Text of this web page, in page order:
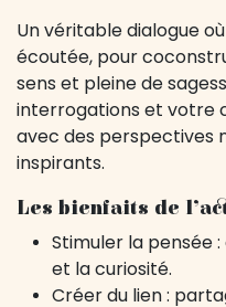
Un véritable dialogue
écoutée, pour
sens et pleine de
interrogations et votre
avec des perspectives
inspirants.
Les bienfaits de
Stimuler la pensée
et la curiosité.
Créer du lien :